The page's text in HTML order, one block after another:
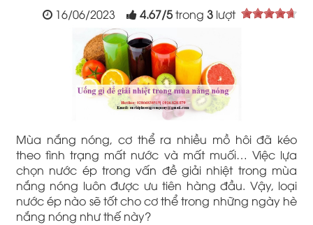
16/06/2023 4.67/5trong3 lượt
Mùa nắng nóng, cơ thể ra nhiều mồ hôi đã kéo
theo tình trạng mất nước và mất muối… Việc lựa
chọn nước ép trong vấn đề giải nhiệt trong mùa
nắng nóng luôn được ưu tiên hàng đầu. Vậy, loại
nước ép nào sẽ tốt cho cơ thể trong những ngày hè
nắng nóng như thế này?